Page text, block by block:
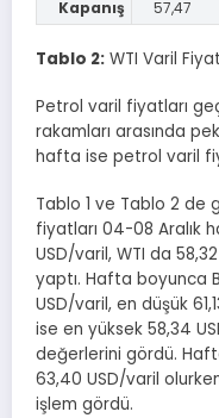
Kapanış 57,47
Tablo 2: WTI Varil
Petrol varil fiyatları
rakamları arasında
hafta ise petrol varil
Tablo 1 ve Tablo 2 de
fiyatları 04-08 Aralık
USD/varil, WTI da
yaptı. Hafta boyunca
USD/varil, en düşük
ise en yüksek 58,34
değerlerini gördü.
63,40 USD/varil
işlem gördü.